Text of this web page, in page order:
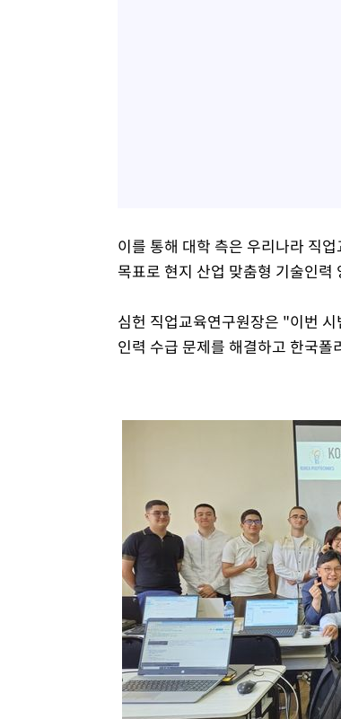
이를 통해 대학 측은 우리나라 직
목표로 현지 산업 맞춤형 기술인
심헌 직업교육연구원장은 "이번
인력 수급 문제를 해결하고 한국